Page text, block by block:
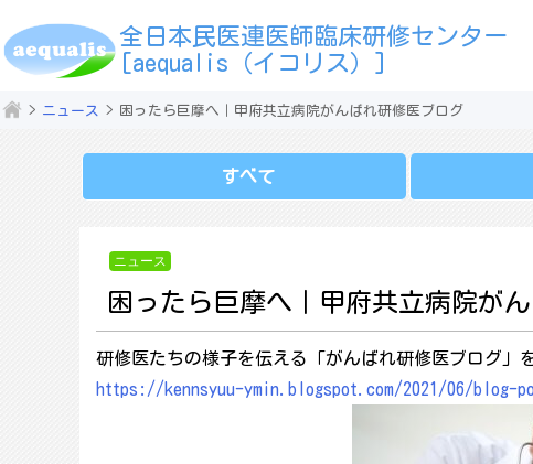
全日本民医連医師臨床研修センター
[aequalis（イコリス）]
ニュース 困ったら巨摩へ｜甲府共立病院がんばれ研修医ブログ
すべて
ニュース
困ったら巨摩へ｜甲府共立病院が
研修医たちの様子を伝える「がんばれ研修医ブログ」
https://kennsyuu-ymin.blogspot.com/2021/06/blog-